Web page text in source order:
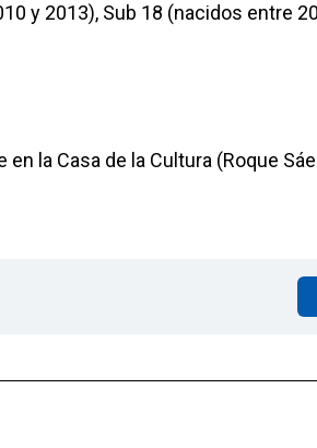
y 2013), Sub 18 (nacidos entre
la Casa de la Cultura (Roque